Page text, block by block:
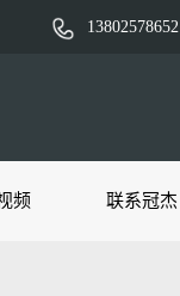
13802578652
频 联系冠杰